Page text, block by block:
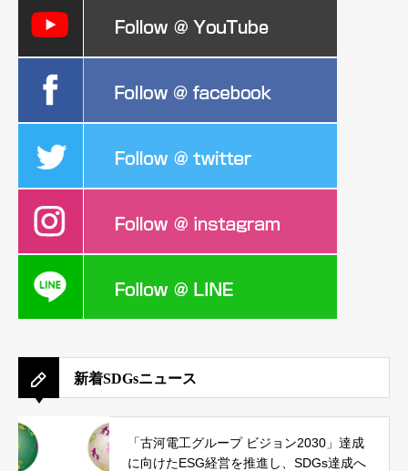
新着SDGsニュース
「古河電工グループ ビジョン2030」達成
に向けたESG経営を推進し、SDGs達成へ